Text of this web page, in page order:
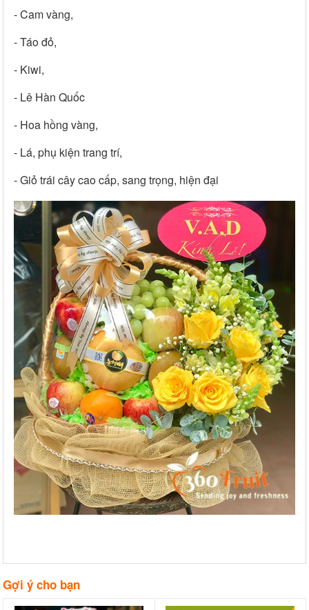
- Cam vàng,
- Táo đỏ,
- Kiwi,
- Lê Hàn Quốc
- Hoa hồng vàng,
- Lá, phụ kiện trang trí,
- Giỏ trái cây cao cấp, sang trọng, hiện đại
Gợi ý cho bạn